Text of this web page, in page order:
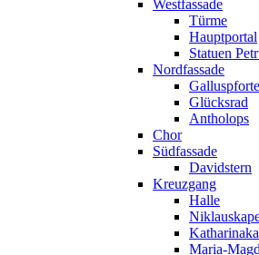
Westfassade
Türme
Hauptportal
Statuen
Nordfassade
Galluspforte
Glücksrad
Antholops
Chor
Südfassade
Davidstern
Kreuzgang
Halle
Maria-